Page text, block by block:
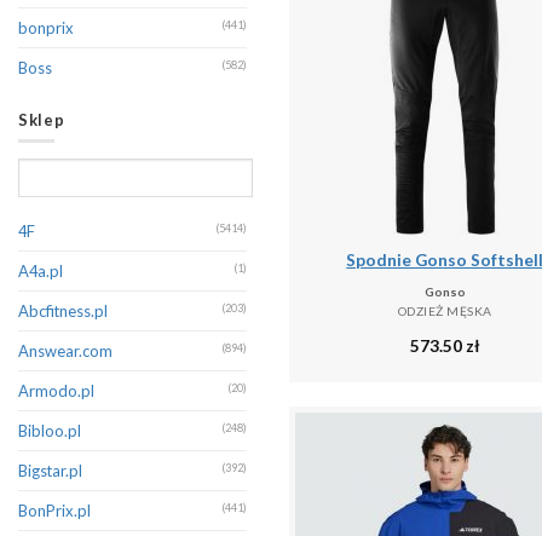
bonprix (441)
Boss (582)
CALVIN KLEIN
Camel Active (369)
Canadian Peak (199)
Champion (326)
CMP (399)
Columbia (174)
Dare 2B (389)
Decathlon (128)
Diesel (145)
Sklep
4F (5414)
A4a.pl (1)
Abcfitness.pl (203)
Answear.com (894)
Armodo.pl (20)
Bibloo.pl (248)
Bigstar.pl (392)
BonPrix.pl (441)
Spodnie Gonso Softshell
Gonso
ODZIEŻ MĘSKA
573.50 zł